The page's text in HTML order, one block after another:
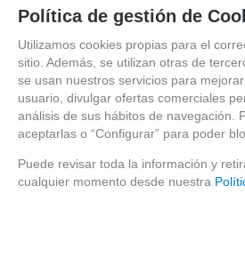
PEGAMENTOS
POLVOS ESPECIALES EFECTOS
SANGRE ARTIFICIAL
CARNE ARTIFICIAL
MASTIX REMOVER
EXPOSITORES
CURSOS
FANTASIA
Política de gestión de
Utilizamos cookies propias para el
sitio. Además, se utilizan otras de
se usan nuestros servicios para
usuario, divulgar ofertas comerciales
análisis de sus hábitos de navegación.
aceptarlas o “Configurar” para poder
Puede revisar toda la información y
cualquier momento desde nuestra